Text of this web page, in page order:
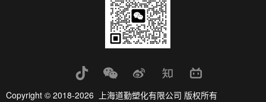
Copyright © 2018-2026 上海道勤塑化有限公司 版权所有